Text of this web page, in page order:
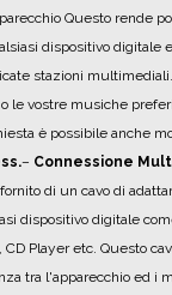
Questo rende
dispositivo digitale
stazioni
le vostre musiche
è possibile anche
– Connessione
di un cavo di
dispositivo digitale
CD Player etc. Questo
tra l'apparecchio ed i